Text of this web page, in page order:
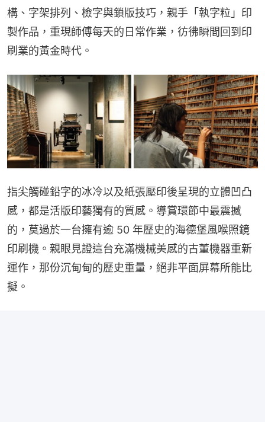
構、字架排列、檢字與鎖版技巧，親手「執字粒」印
製作品，重現師傅每天的日常作業，彷彿瞬間回到印
刷業的黃金時代。
指尖觸碰鉛字的冰冷以及紙張壓印後呈現的立體凹凸
感，都是活版印藝獨有的質感。導賞環節中最震撼
的，莫過於一台擁有逾 50 年歷史的海德堡風喉照鏡
印刷機。親眼見證這台充滿機械美感的古董機器重新
運作，那份沉甸甸的歷史重量，絕非平面屏幕所能比
擬。